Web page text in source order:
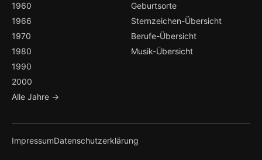
1960
1966
1970
1980
1990
2000
Alle Jahre →
Geburtsorte
Sternzeichen-Übersicht
Berufe-Übersicht
Musik-Übersicht
ImpressumDatenschutzerklärung